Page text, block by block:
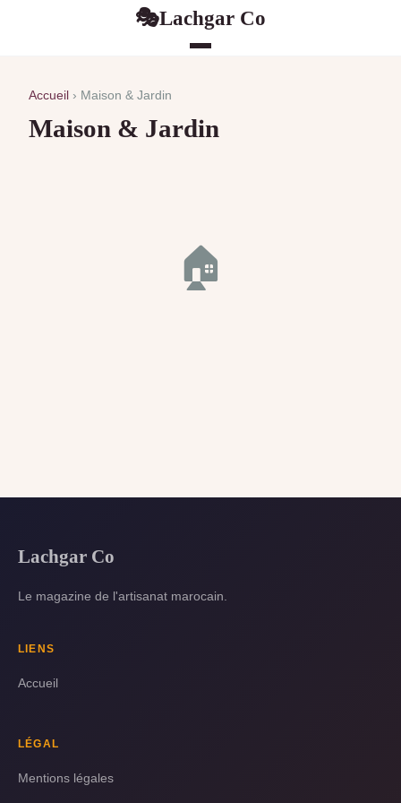
🎭Lachgar Co
Accueil › Maison & Jardin
Maison & Jardin
🏠
Lachgar Co
Le magazine de l'artisanat marocain.
LIENS
Accueil
LÉGAL
Mentions légales